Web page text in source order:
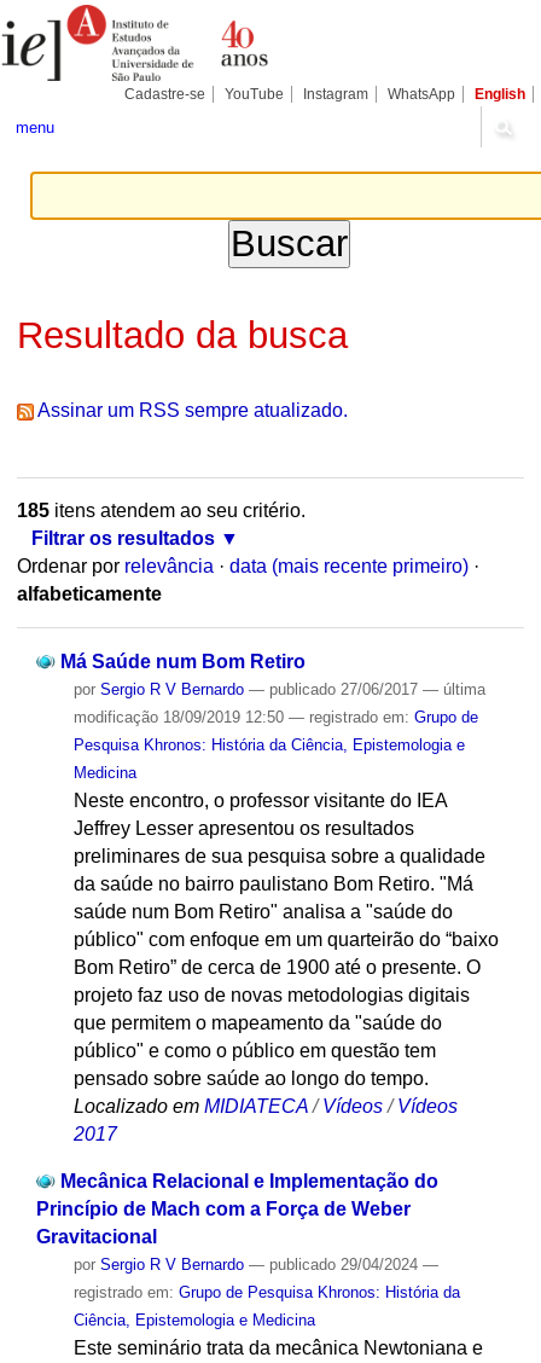
para
conteúdo.
Pessoais
Cadastre-se YouTube Instagram WhatsApp English
menu
Resultado da busca
Assinar um RSS sempre atualizado.
185itens atendem ao seu critério.
Filtrar os resultados
Ordenar por relevância · data (mais recente primeiro) ·
alfabeticamente
Má Saúde num Bom Retiro
por Sergio R V Bernardo — publicado27/06/2017 — última
modificação18/09/2019 12:50 — registrado em: Grupo de
Pesquisa Khronos: História da Ciência, Epistemologia e
Medicina
Neste encontro, o professor visitante do IEA
Jeffrey Lesser apresentou os resultados
preliminares de sua pesquisa sobre a qualidade
da saúde no bairro paulistano Bom Retiro. "Má
saúde num Bom Retiro" analisa a "saúde do
público" com enfoque em um quarteirão do “baixo
Bom Retiro” de cerca de 1900 até o presente. O
projeto faz uso de novas metodologias digitais
que permitem o mapeamento da "saúde do
público" e como o público em questão tem
pensado sobre saúde ao longo do tempo.
Localizado em MIDIATECA /Vídeos /Vídeos
2017
Mecânica Relacional e Implementação do
Princípio de Mach com a Força de Weber
Gravitacional
por Sergio R V Bernardo — publicado29/04/2024 —
registrado em: Grupo de Pesquisa Khronos: História da
Ciência, Epistemologia e Medicina
Este seminário trata da mecânica Newtoniana e